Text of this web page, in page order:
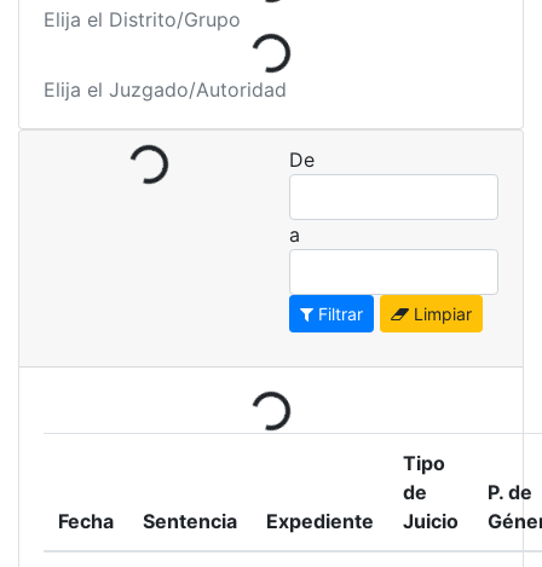
Elija el Distrito/Grupo
Elija el Juzgado/Autoridad
Cargando... De
a
Filtrar Limpiar
Cargando...
Fecha Sentencia Expediente
Tipo
de
Juicio
P. de